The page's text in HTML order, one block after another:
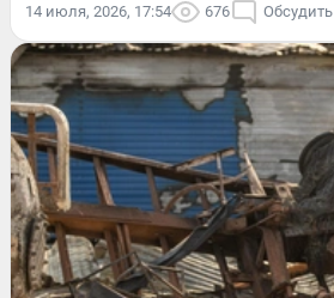
14 июля, 2026, 17:54 676 Обсудить